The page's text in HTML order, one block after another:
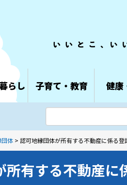
らし 子育て・教育 健康
団体 > 認可地縁団体が所有する不動産に係る登
所有する不動産に